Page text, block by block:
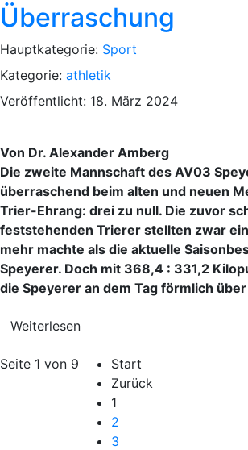
Überraschung
Hauptkategorie: Sport
Kategorie: athletik
Veröffentlicht: 18. März 2024
Von Dr. Alexander Amberg
Die zweite Mannschaft des AV03
überraschend beim alten und neuen
Trier-Ehrang: drei zu null. Die zuvor
feststehenden Trierer stellten zwar
mehr machte als die aktuelle
Speyerer. Doch mit 368,4 : 331,2
die Speyerer an dem Tag förmlich
Weiterlesen
Seite 1 von 9
Start
Zurück
1
2
3